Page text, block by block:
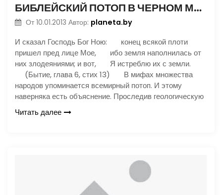
БИБЛЕЙСКИЙ ПОТОП В ЧЕРНОМ МОРЕ
От 10.01.2013 Автор: planeta.by
И сказал Господь Бог Ною: конец всякой плоти
пришел пред лице Мое, ибо земля наполнилась от
них злодеяниями; и вот, Я истреблю их с земли.
(Бытие, глава 6, стих 13) В мифах множества
народов упоминается всемирный потоп. И этому
наверняка есть объяснение. Проследив геологическую
Читать далее